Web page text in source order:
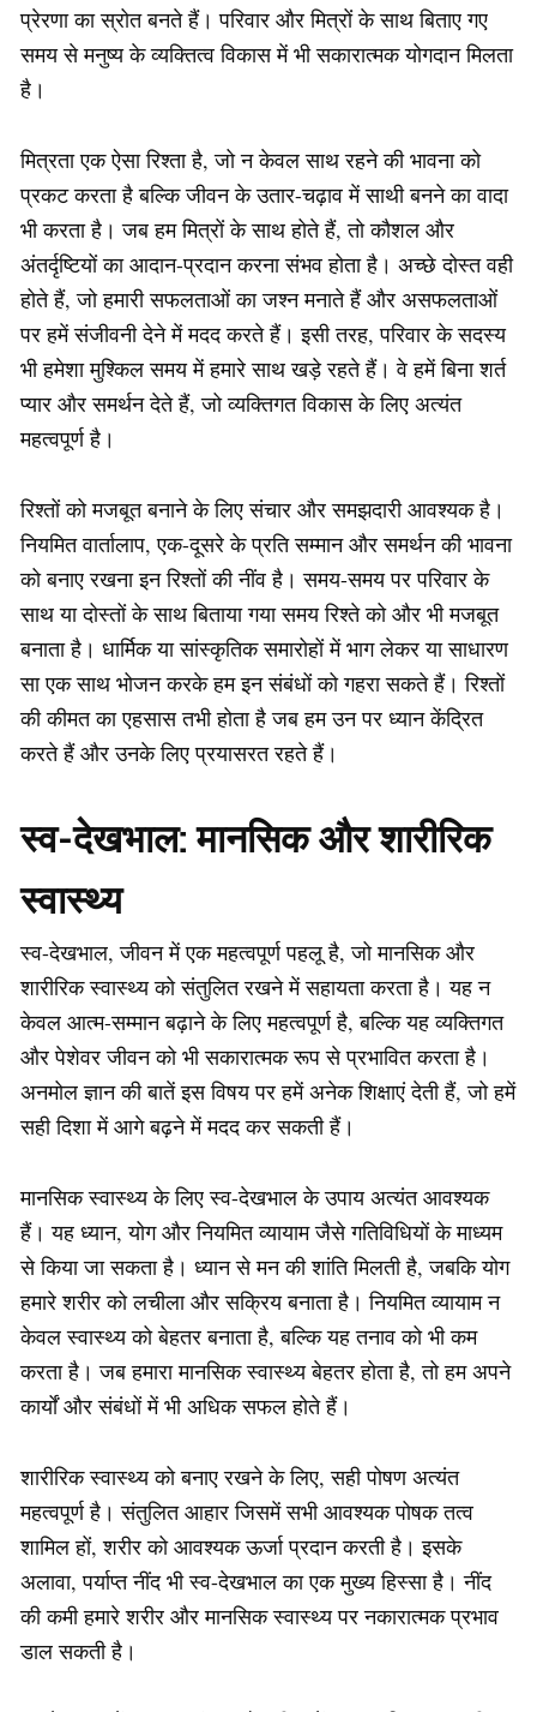
प्रेरणा का स्रोत बनते हैं। परिवार और मित्रों के साथ बिताए गए
समय से मनुष्य के व्यक्तित्व विकास में भी सकारात्मक योगदान मिलता
है।
मित्रता एक ऐसा रिश्ता है, जो न केवल साथ रहने की भावना को
प्रकट करता है बल्कि जीवन के उतार-चढ़ाव में साथी बनने का वादा
भी करता है। जब हम मित्रों के साथ होते हैं, तो कौशल और
अंतर्दृष्टियों का आदान-प्रदान करना संभव होता है। अच्छे दोस्त वही
होते हैं, जो हमारी सफलताओं का जश्न मनाते हैं और असफलताओं
पर हमें संजीवनी देने में मदद करते हैं। इसी तरह, परिवार के सदस्य
भी हमेशा मुश्किल समय में हमारे साथ खड़े रहते हैं। वे हमें बिना शर्त
प्यार और समर्थन देते हैं, जो व्यक्तिगत विकास के लिए अत्यंत
महत्वपूर्ण है।
रिश्तों को मजबूत बनाने के लिए संचार और समझदारी आवश्यक है।
नियमित वार्तालाप, एक-दूसरे के प्रति सम्मान और समर्थन की भावना
को बनाए रखना इन रिश्तों की नींव है। समय-समय पर परिवार के
साथ या दोस्तों के साथ बिताया गया समय रिश्ते को और भी मजबूत
बनाता है। धार्मिक या सांस्कृतिक समारोहों में भाग लेकर या साधारण
सा एक साथ भोजन करके हम इन संबंधों को गहरा सकते हैं। रिश्तों
की कीमत का एहसास तभी होता है जब हम उन पर ध्यान केंद्रित
करते हैं और उनके लिए प्रयासरत रहते हैं।
स्व-देखभाल: मानसिक और शारीरिक
स्वास्थ्य
स्व-देखभाल, जीवन में एक महत्वपूर्ण पहलू है, जो मानसिक और
शारीरिक स्वास्थ्य को संतुलित रखने में सहायता करता है। यह न
केवल आत्म-सम्मान बढ़ाने के लिए महत्वपूर्ण है, बल्कि यह व्यक्तिगत
और पेशेवर जीवन को भी सकारात्मक रूप से प्रभावित करता है।
अनमोल ज्ञान की बातें इस विषय पर हमें अनेक शिक्षाएं देती हैं, जो हमें
सही दिशा में आगे बढ़ने में मदद कर सकती हैं।
मानसिक स्वास्थ्य के लिए स्व-देखभाल के उपाय अत्यंत आवश्यक
हैं। यह ध्यान, योग और नियमित व्यायाम जैसे गतिविधियों के माध्यम
से किया जा सकता है। ध्यान से मन की शांति मिलती है, जबकि योग
हमारे शरीर को लचीला और सक्रिय बनाता है। नियमित व्यायाम न
केवल स्वास्थ्य को बेहतर बनाता है, बल्कि यह तनाव को भी कम
करता है। जब हमारा मानसिक स्वास्थ्य बेहतर होता है, तो हम अपने
कार्यों और संबंधों में भी अधिक सफल होते हैं।
शारीरिक स्वास्थ्य को बनाए रखने के लिए, सही पोषण अत्यंत
महत्वपूर्ण है। संतुलित आहार जिसमें सभी आवश्यक पोषक तत्व
शामिल हों, शरीर को आवश्यक ऊर्जा प्रदान करती है। इसके
अलावा, पर्याप्त नींद भी स्व-देखभाल का एक मुख्य हिस्सा है। नींद
की कमी हमारे शरीर और मानसिक स्वास्थ्य पर नकारात्मक प्रभाव
डाल सकती है।